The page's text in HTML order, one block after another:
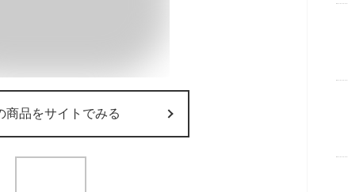
商品をサイトでみる